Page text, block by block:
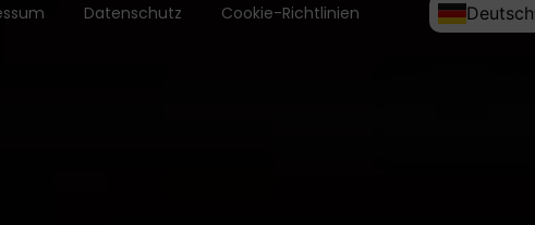
Datenschutz Cookie-Richtlinien
Deutsch